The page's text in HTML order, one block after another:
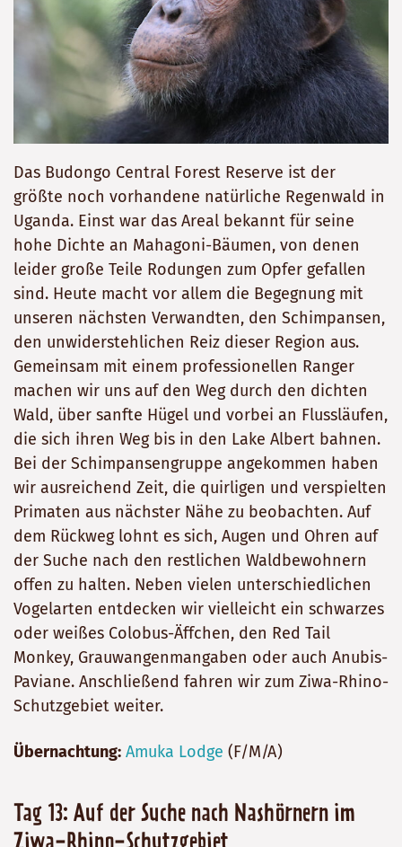
Das Budongo Central Forest Reserve ist der
größte noch vorhandene natürliche Regenwald in
Uganda. Einst war das Areal bekannt für seine
hohe Dichte an Mahagoni-Bäumen, von denen
leider große Teile Rodungen zum Opfer gefallen
sind. Heute macht vor allem die Begegnung mit
unseren nächsten Verwandten, den Schimpansen,
den unwiderstehlichen Reiz dieser Region aus.
Gemeinsam mit einem professionellen Ranger
machen wir uns auf den Weg durch den dichten
Wald, über sanfte Hügel und vorbei an Flussläufen,
die sich ihren Weg bis in den Lake Albert bahnen.
Bei der Schimpansengruppe angekommen haben
wir ausreichend Zeit, die quirligen und verspielten
Primaten aus nächster Nähe zu beobachten. Auf
dem Rückweg lohnt es sich, Augen und Ohren auf
der Suche nach den restlichen Waldbewohnern
offen zu halten. Neben vielen unterschiedlichen
Vogelarten entdecken wir vielleicht ein schwarzes
oder weißes Colobus-Äffchen, den Red Tail
Monkey, Grauwangenmangaben oder auch Anubis-
Paviane. Anschließend fahren wir zum Ziwa-Rhino-
Schutzgebiet weiter.
Übernachtung: Amuka Lodge (F/M/A)
Tag 13: Auf der Suche nach Nashörnern im